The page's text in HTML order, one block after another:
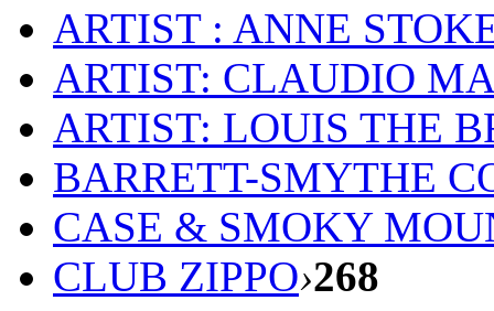
ARTIST : ANNE
ARTIST: CLAUDIO
ARTIST: LOUIS THE
BARRETT-SMYTHE
CASE & SMOKY
CLUB ZIPPO›268